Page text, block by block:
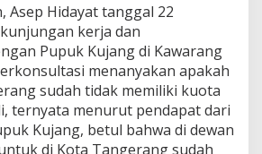
Asep Hidayat tanggal 22
kerja dan
Pupuk Kujang di Kawarang
menanyakan apakah
sudah tidak memiliki kuota
ternyata menurut pendapat dari
Kujang, betul bahwa di dewan
di Kota Tangerang sudah